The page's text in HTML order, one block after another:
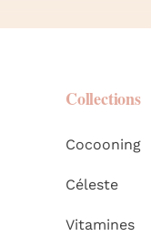
Collections
Cocooning
Céleste
Vitamines